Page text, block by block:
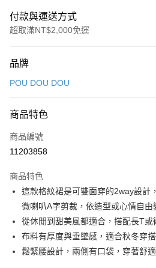
付款與運送方式
超取滿NT$2,000免運
信用卡一次付款
LINE Pay
Apple Pay
悠遊付
大哥付你分期
相關說明
【大哥付你分期使用說明】
1.本服務由台灣大哥大提供，台灣大哥大用
2.付款方式選擇「大哥付你分期」，訂單成
AFTEE先享後付
相關說明
品牌
POU DOU DOU
商品特色
商品編號
11203858
商品特色
這款格紋裙是可雙面穿的2way設計
微喇叭A字剪裁，依造型或心情自由
從休閒到甜美風都適合，搭配長T或
布料有厚度與垂墜感，適合秋冬穿搭
鬆緊腰設計，兩側有口袋，穿著舒適